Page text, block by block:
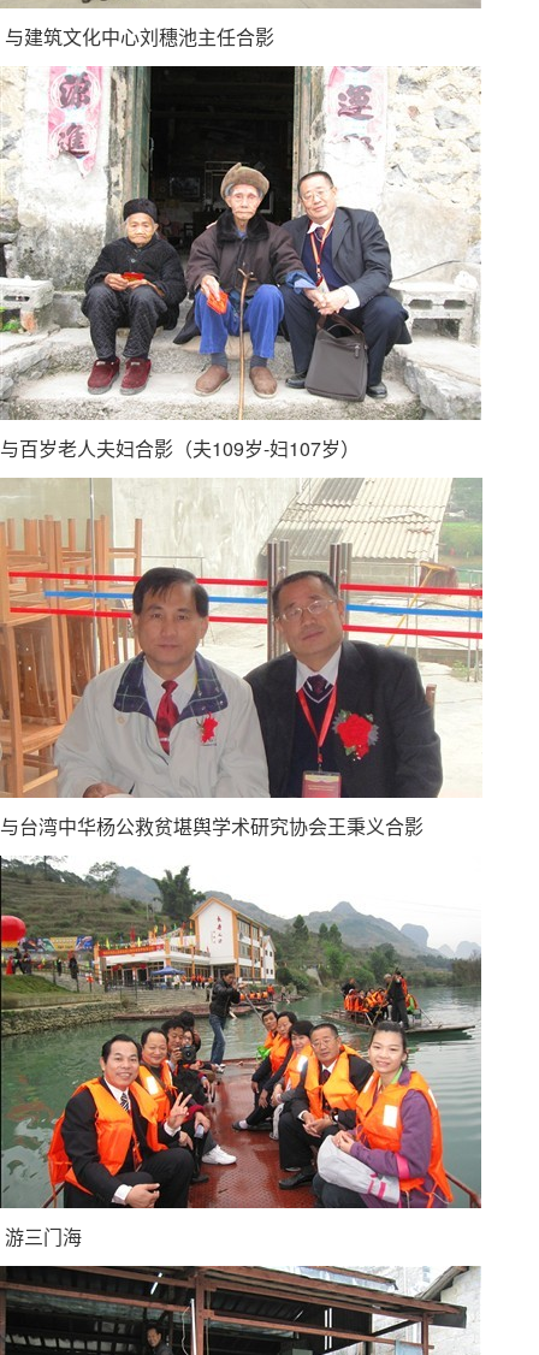
与建筑文化中心刘穗池主任合影
与百岁老人夫妇合影（夫109岁-妇107岁）
与台湾中华杨公救贫堪舆学术研究协会王秉义合影
游三门海